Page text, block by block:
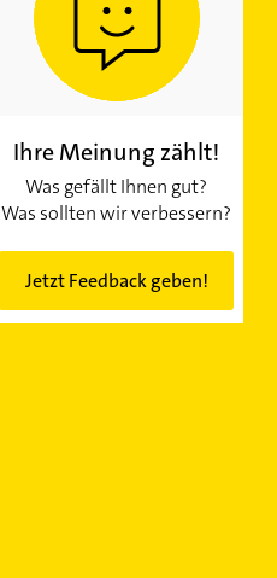
Ihre Meinung zählt!
Was gefällt Ihnen gut?
Was sollten wir verbessern?
Jetzt Feedback geben!